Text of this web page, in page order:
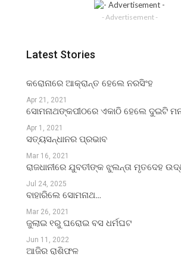
- Advertisement -
Latest Stories
କରୋନାରେ ଆକ୍ରାନ୍ତ ହେଲେ ନରସିଂହ
Apr 21, 2021
ସୋମନାଥଙ୍କପୀଠରେ ଏକାଠି ହେଲେ ଦୁଇଟି
Apr 1, 2021
ସତ୍ୟସନ୍ଧାନର ପ୍ରଭାବ
Mar 16, 2021
ରାଜଧାନୀରେ ଯୁବତୀଙ୍କ ଝୁଲନ୍ତା ମୃତଦେହ
Jul 24, 2025
ବାହାରିଲେ ସୋମନାଥ…
Mar 26, 2021
ଜୁଲାଇ ୧ରୁ ଘରୋଇ ବସ ଧର୍ମଘଟ
Jun 11, 2022
ଆଜିର ରାଶିଫଳ